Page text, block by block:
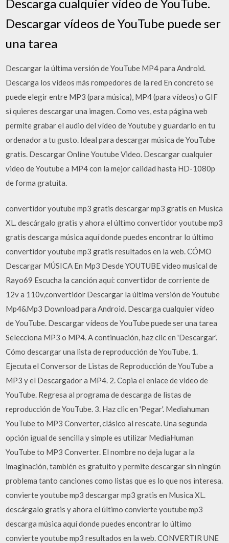
Descarga cualquier vídeo de YouTube.
Descargar vídeos de YouTube puede ser
una tarea
Descargar la última versión de YouTube MP4 para Android.
Descarga los vídeos más rompedores de la red En concreto se
puede elegir entre MP3 (para música), MP4 (para vídeos) o GIF
si quieres descargar una imagen. Como ves, esta página web
permite grabar el audio del vídeo de Youtube y guardarlo en tu
ordenador a tu gusto. Ideal para descargar música de YouTube
gratis. Descargar Online Youtube Video. Descargar cualquier
video de Youtube a MP4 con la mejor calidad hasta HD-1080p
de forma gratuita.
convertidor youtube mp3 gratis descargar mp3 gratis en Musica
XL. descárgalo gratis y ahora el último convertidor youtube mp3
gratis descarga música aquí donde puedes encontrar lo último
convertidor youtube mp3 gratis resultados en la web. CÓMO
Descargar MÚSICA En Mp3 Desde YOUTUBE video musical de
Rayo69 Escucha la canción aquí: convertidor de corriente de
12v a 110v,convertidor Descargar la última versión de Youtube
Mp4&Mp3 Download para Android. Descarga cualquier vídeo
de YouTube. Descargar vídeos de YouTube puede ser una tarea
Selecciona MP3 o MP4. A continuación, haz clic en 'Descargar'.
Cómo descargar una lista de reproducción de YouTube. 1.
Ejecuta el Conversor de Listas de Reproducción de YouTube a
MP3 y el Descargador a MP4. 2. Copia el enlace de video de
YouTube. Regresa al programa de descarga de listas de
reproducción de YouTube. 3. Haz clic en 'Pegar'. Mediahuman
YouTube to MP3 Converter, clásico al rescate. Una segunda
opción igual de sencilla y simple es utilizar MediaHuman
YouTube to MP3 Converter. El nombre no deja lugar a la
imaginación, también es gratuito y permite descargar sin ningún
problema tanto canciones como listas que es lo que nos interesa.
convierte youtube mp3 descargar mp3 gratis en Musica XL.
descárgalo gratis y ahora el último convierte youtube mp3
descarga música aquí donde puedes encontrar lo último
convierte youtube mp3 resultados en la web. CONVERTIR UNE